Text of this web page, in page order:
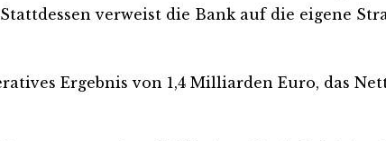
verweist die Bank auf die eigene
Ergebnis von 1,4 Milliarden Euro, das